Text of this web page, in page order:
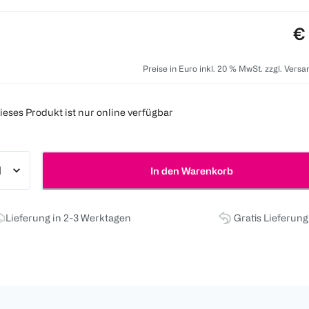
€
Preise in Euro inkl. 20 % MwSt. zzgl.
Produkt ist nur online verfügbar
In den Warenkorb
Lieferung in 2-3 Werktagen Gratis